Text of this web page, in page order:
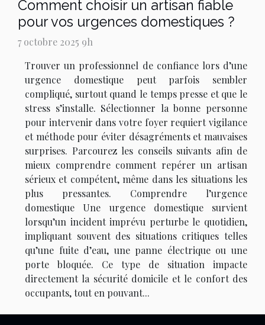
Comment choisir un artisan fiable
pour vos urgences domestiques ?
7 octobre 2025 9h
Trouver un professionnel de confiance lors d’une
urgence domestique peut parfois sembler
compliqué, surtout quand le temps presse et que le
stress s’installe. Sélectionner la bonne personne
pour intervenir dans votre foyer requiert vigilance
et méthode pour éviter désagréments et mauvaises
surprises. Parcourez les conseils suivants afin de
mieux comprendre comment repérer un artisan
sérieux et compétent, même dans les situations les
plus pressantes. Comprendre l’urgence
domestique Une urgence domestique survient
lorsqu’un incident imprévu perturbe le quotidien,
impliquant souvent des situations critiques telles
qu’une fuite d’eau, une panne électrique ou une
porte bloquée. Ce type de situation impacte
directement la sécurité domicile et le confort des
occupants, tout en pouvant...